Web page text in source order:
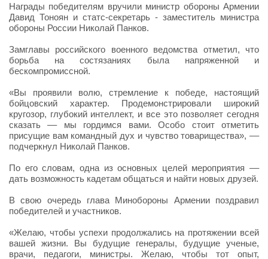
Награды победителям вручили министр обороны Армении
Давид Тоноян и статс-секретарь - заместитель министра
обороны России Николай Панков.
Замглавы российского военного ведомства отметил, что
борьба на состязаниях была напряженной и
бескомпромиссной.
«Вы проявили волю, стремление к победе, настоящий
бойцовский характер. Продемонстрировали широкий
кругозор, глубокий интеллект, и все это позволяет сегодня
сказать –– мы гордимся вами. Особо стоит отметить
присущие вам командный дух и чувство товарищества», ––
подчеркнул Николай Панков.
По его словам, одна из основных целей мероприятия ––
дать возможность кадетам общаться и найти новых друзей.
В свою очередь глава Минобороны Армении поздравил
победителей и участников.
«Желаю, чтобы успехи продолжались на протяжении всей
вашей жизни. Вы будущие генералы, будущие ученые,
врачи, педагоги, министры. Желаю, чтобы тот опыт,